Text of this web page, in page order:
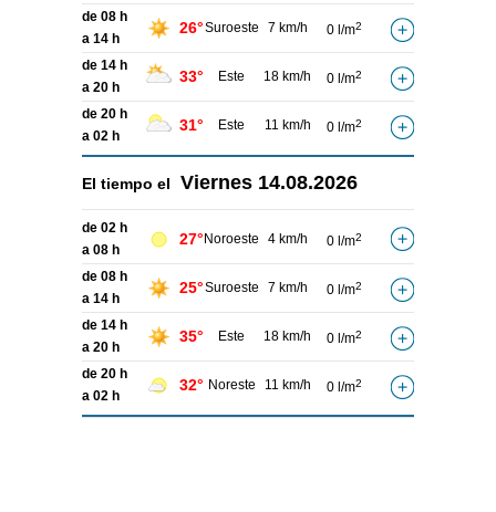
de 08 h
a 14 h
26°Suroeste 7 km/h 0 l/m2
de 14 h
a 20 h
33° Este 18 km/h 0 l/m2
de 20 h
a 02 h
31° Este 11 km/h 0 l/m2
El tiempo el Viernes 14.08.2026
de 02 h
a 08 h
27° Noroeste 4 km/h 0 l/m2
de 08 h
a 14 h
25°Suroeste 7 km/h 0 l/m2
de 14 h
a 20 h
35° Este 18 km/h 0 l/m2
de 20 h
a 02 h
32° Noreste 11 km/h 0 l/m2